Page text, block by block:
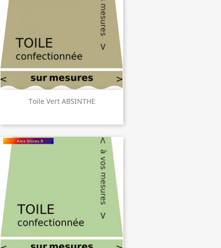
Toile Vert ABSINTHE